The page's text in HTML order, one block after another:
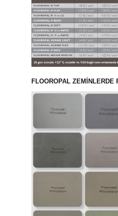
FLOOROPAL ZEMİNLERDE